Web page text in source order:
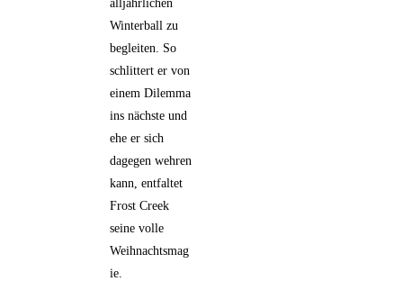
alljährlichen
Winterball zu
begleiten. So
schlittert er von
einem Dilemma
ins nächste und
ehe er sich
dagegen wehren
kann, entfaltet
Frost Creek
seine volle
Weihnachtsmag
ie.